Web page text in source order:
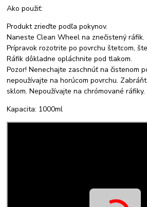
Ako použiť:
Produkt zrieďte podľa pokynov.
Naneste Clean Wheel na znečistený ráfik.
Prípravok rozotrite po povrchu štetcom,
Ráfik dôkladne opláchnite pod tlakom.
Pozor! Nenechajte zaschnúť na čistenom
nepoužívajte na horúcom povrchu.
sklom. Nepoužívajte na chrómované ráfiky.
Kapacita: 1000ml